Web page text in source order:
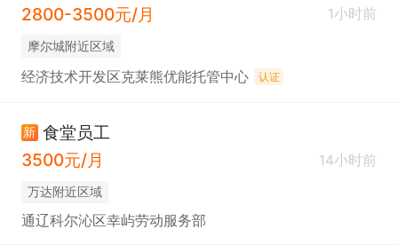
2800-3500元/月
1小时前
摩尔城附近区域
经济技术开发区克莱熊优能托管中心 认证
新 食堂员工
3500元/月
14小时前
万达附近区域
通辽科尔沁区幸屿劳动服务部